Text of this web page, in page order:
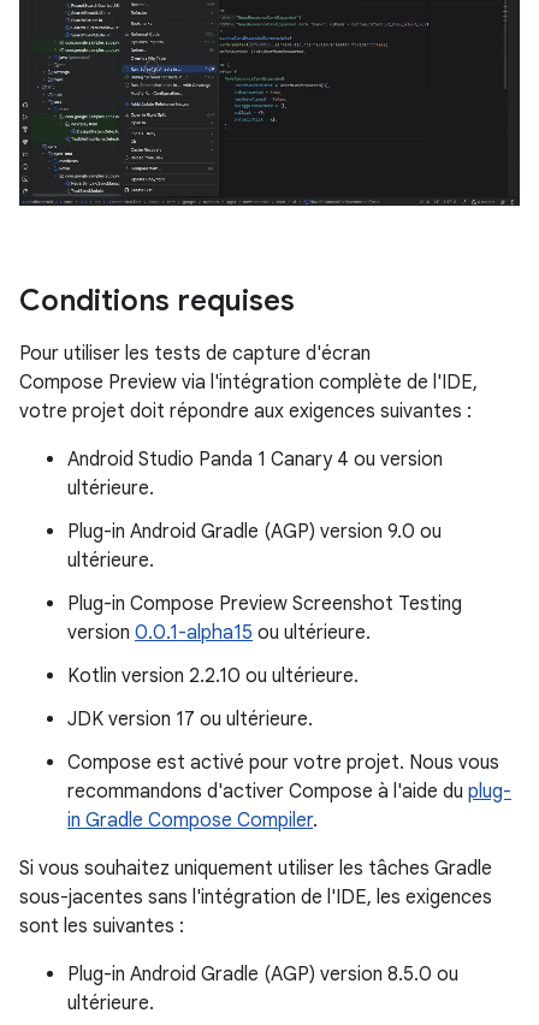
Conditions requises
Pour utiliser les tests de capture d'écran
Compose Preview via l'intégration complète de l'IDE,
votre projet doit répondre aux exigences suivantes :
Android Studio Panda 1 Canary 4 ou version
ultérieure.
Plug-in Android Gradle (AGP) version 9.0 ou
ultérieure.
Plug-in Compose Preview Screenshot Testing
version 0.0.1-alpha15 ou ultérieure.
Kotlin version 2.2.10 ou ultérieure.
JDK version 17 ou ultérieure.
Compose est activé pour votre projet. Nous vous
recommandons d'activer Compose à l'aide du plug-
in Gradle Compose Compiler.
Si vous souhaitez uniquement utiliser les tâches Gradle
sous-jacentes sans l'intégration de l'IDE, les exigences
sont les suivantes :
Plug-in Android Gradle (AGP) version 8.5.0 ou
ultérieure.